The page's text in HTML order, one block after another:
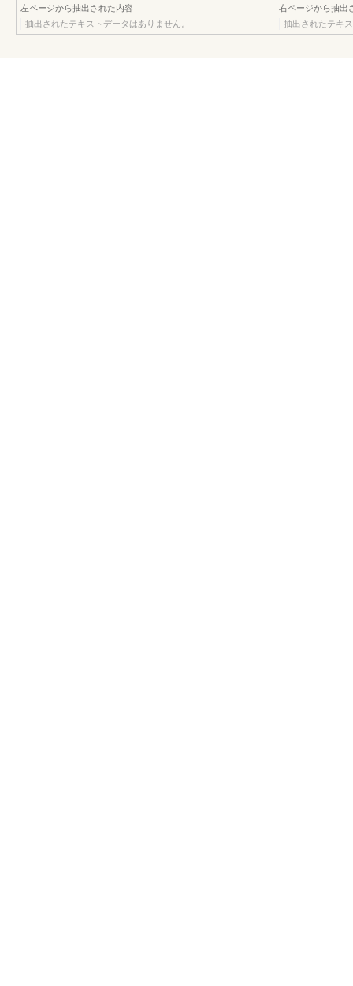
左ページから抽出された内容
抽出されたテキストデータはありません。
右ページから抽出
抽出されたテキ